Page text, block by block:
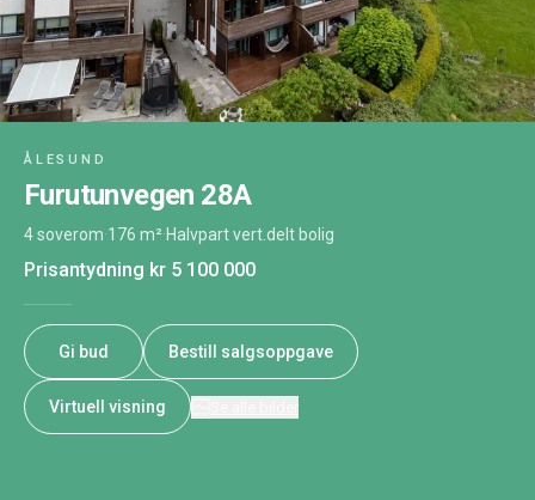
ÅLESUND
Furutunvegen 28A
4 soverom·176 m²·Halvpart vert.delt bolig
Prisantydning kr 5 100 000
Gi bud Bestill salgsoppgave
Virtuell visning